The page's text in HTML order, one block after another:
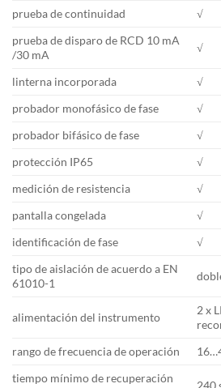
prueba de continuidad
√
prueba de disparo de RCD 10 mA
/30 mA
√
linterna incorporada
√
probador monofásico de fase
√
probador bifásico de fase
√
protección IP65
√
medición de resistencia
√
pantalla congelada
√
identificación de fase
√
tipo de aislación de acuerdo a EN
61010-1
alimentación del instrumento
2 x
rango de frecuencia de operación
tiempo mínimo de recuperación
240